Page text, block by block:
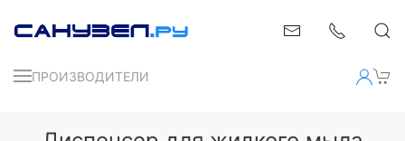
ПРОИЗВОДИТЕЛИ